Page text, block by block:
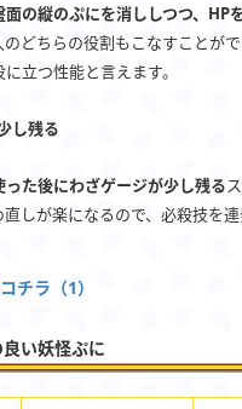
面の縦のぷにを消ししつつ、HP
どちらの役割もこなすことが
立つ性能と言えます。
し残る
った後にわざゲージが少し残る
しが楽になるので、必殺技を
チラ（1）
い妖怪ぷに